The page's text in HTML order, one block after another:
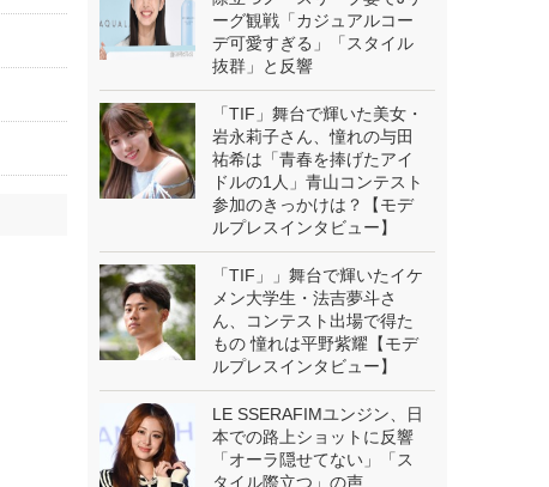
ーグ観戦「カジュアルコー
デ可愛すぎる」「スタイル
抜群」と反響
「TIF」舞台で輝いた美女・
岩永莉子さん、憧れの与田
祐希は「青春を捧げたアイ
ドルの1人」青山コンテスト
参加のきっかけは？【モデ
ルプレスインタビュー】
「TIF」」舞台で輝いたイケ
メン大学生・法吉夢斗さ
ん、コンテスト出場で得た
もの 憧れは平野紫耀【モデ
ルプレスインタビュー】
LE SSERAFIMユンジン、日
本での路上ショットに反響
「オーラ隠せてない」「ス
タイル際立つ」の声